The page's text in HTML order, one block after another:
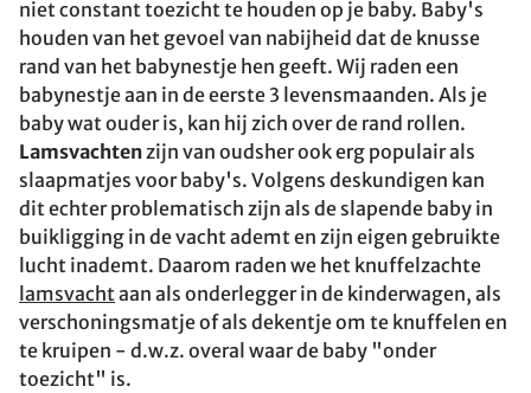
niet constant toezicht te houden op je baby. Baby's
houden van het gevoel van nabijheid dat de knusse
rand van het babynestje hen geeft. Wij raden een
babynestje aan in de eerste 3 levensmaanden. Als je
baby wat ouder is, kan hij zich over de rand rollen.
Lamsvachten zijn van oudsher ook erg populair als
slaapmatjes voor baby's. Volgens deskundigen kan
dit echter problematisch zijn als de slapende baby in
buikligging in de vacht ademt en zijn eigen gebruikte
lucht inademt. Daarom raden we het knuffelzachte
lamsvacht aan als onderlegger in de kinderwagen, als
verschoningsmatje of als dekentje om te knuffelen en
te kruipen - d.w.z. overal waar de baby "onder
toezicht" is.